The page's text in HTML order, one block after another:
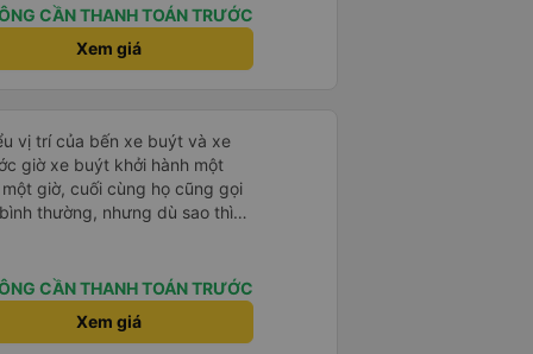
bạn ấy nha. Nếu bạn ấy bị trừ
mình hỗ trợ ạ. Số mình
16/1. À các bạn nữ lễ tân xinh
nhưng đủ để đánh giá
CẦN THANH TOÁN TRƯỚC
Xem giá
vị trí của bến xe buýt và xe
giờ xe buýt khởi hành một
giờ, cuối cùng họ cũng gọi
thường, nhưng dù sao thì
nhiều.
CẦN THANH TOÁN TRƯỚC
Xem giá